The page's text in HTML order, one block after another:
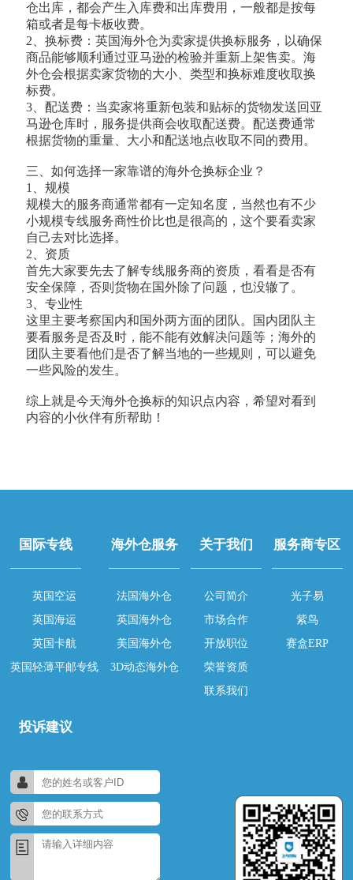
仓出库，都会产生入库费和出库费用，一般都是按每
箱或者是每卡板收费。
2、换标费：英国海外仓为卖家提供换标服务，以确保
商品能够顺利通过亚马逊的检验并重新上架售卖。海
外仓会根据卖家货物的大小、类型和换标难度收取换
标费。
3、配送费：当卖家将重新包装和贴标的货物发送回亚
马逊仓库时，服务提供商会收取配送费。配送费通常
根据货物的重量、大小和配送地点收取不同的费用。
三、如何选择一家靠谱的海外仓换标企业？
1、规模
规模大的服务商通常都有一定知名度，当然也有不少
小规模专线服务商性价比也是很高的，这个要看卖家
自己去对比选择。
2、资质
首先大家要先去了解专线服务商的资质，看看是否有
安全保障，否则货物在国外除了问题，也没辙了。
3、专业性
这里主要考察国内和国外两方面的团队。国内团队主
要看服务是否及时，能不能有效解决问题等；海外的
团队主要看他们是否了解当地的一些规则，可以避免
一些风险的发生。
综上就是今天海外仓换标的知识点内容，希望对看到
内容的小伙伴有所帮助！
国际专线
英国空运
英国海运
英国卡航
英国轻薄平邮专线
海外仓服务
法国海外仓
英国海外仓
美国海外仓
3D动态海外仓
关于我们
公司简介
市场合作
开放职位
荣誉资质
联系我们
服务商专区
光子易
紫鸟
赛盒ERP
投诉建议